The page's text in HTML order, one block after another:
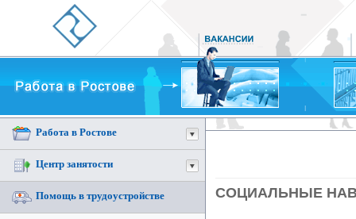
Работа в Ростове
Центр занятости
Помощь в трудоустройстве СОЦИАЛЬНЫЕ